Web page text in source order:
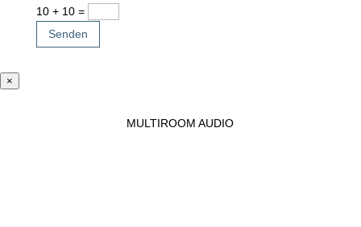
10 + 10=
Senden
×
MULTIROOM AUDIO